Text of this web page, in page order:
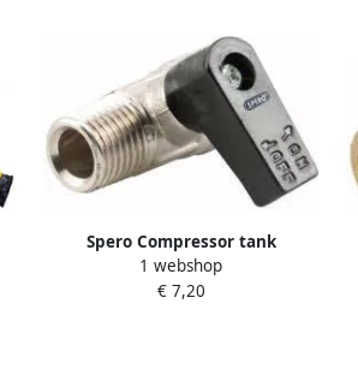
Spero Compressor tank
aftappunt | Kogelkraan 1 4(M)
GCKK
1 webshop
€ 7,20